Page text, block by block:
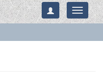
Toggle